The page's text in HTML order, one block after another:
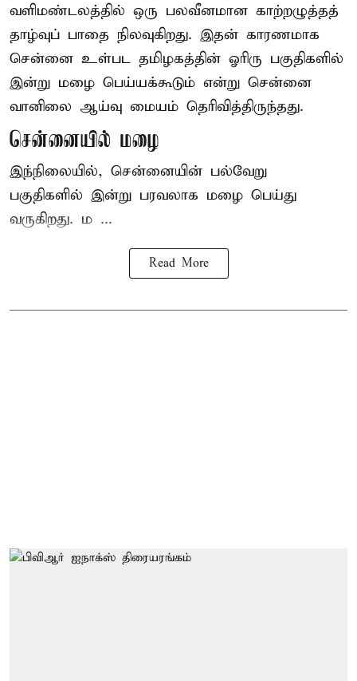
வளிமண்டலத்தில் ஒரு பலவீனமான காற்றழுத்தத்
தாழ்வுப் பாதை நிலவுகிறது. இதன் காரணமாக
சென்னை உள்பட தமிழகத்தின் ஓரிரு பகுதிகளில்
இன்று மழை பெய்யக்கூடும் என்று சென்னை
வானிலை ஆய்வு மையம் தெரிவித்திருந்தது.
சென்னையில் மழை
இந்நிலையில், சென்னையின் பல்வேறு
பகுதிகளில் இன்று பரவலாக மழை பெய்து
வருகிறது. ம ...
Read More